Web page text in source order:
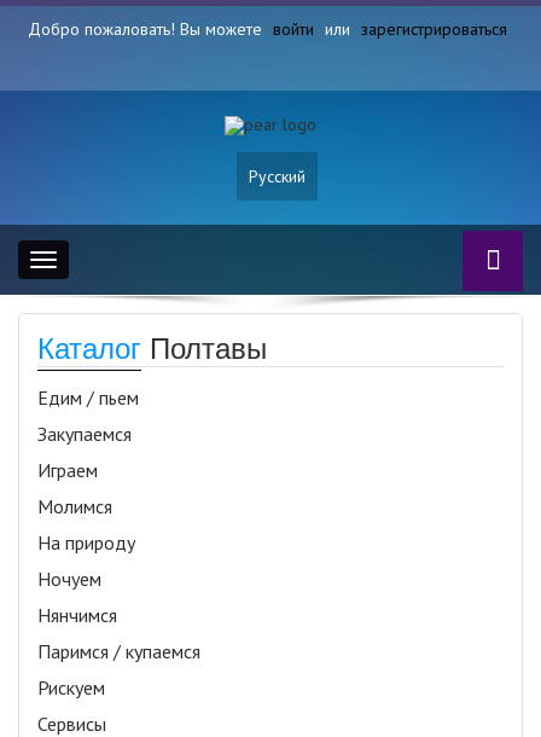
Добро пожаловать! Вы можете войти или зарегистрироваться
Русский
Toggle
navigation
Каталог Полтавы
Едим / пьем
Закупаемся
Играем
Молимся
На природу
Ночуем
Нянчимся
Паримся / купаемся
Рискуем
Сервисы